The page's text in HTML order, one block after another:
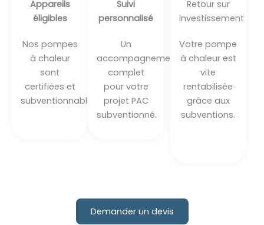
Appareils
éligibles
Nos pompes
à chaleur
sont
certifiées et
subventionnables.
Suivi
personnalisé
Un
accompagnement
complet
pour votre
projet PAC
subventionné.
Retour sur
investissement
Votre pompe
à chaleur est
vite
rentabilisée
grâce aux
subventions.
Demander un devis